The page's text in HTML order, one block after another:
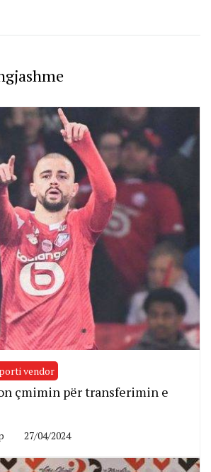
vendor
çmimin për transferimin e
27/04/2024